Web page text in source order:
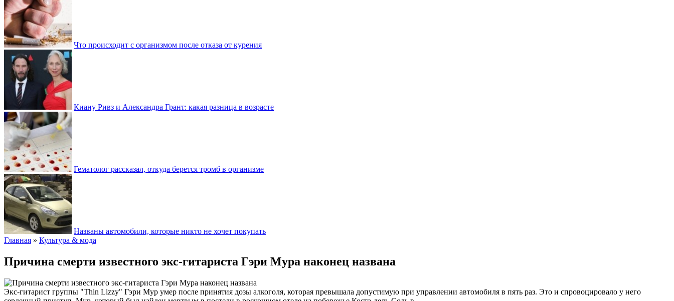
Что происходит с организмом после отказа от курения
Киану Ривз и Александра Грант: какая разница в возрасте
Гематолог рассказал, откуда берется тромб в организме
Названы автомобили, которые никто не хочет покупать
Главная » Культура & мода
Причина смерти известного экс-гитариста Гэри Мура наконец названа
Экс-гитарист группы "Thin Lizzy" Гэри Мур умер после принятия дозы алкоголя, которая превышала допустимую при управлении автомобиля в пять раз. Это и спровоцировало у него